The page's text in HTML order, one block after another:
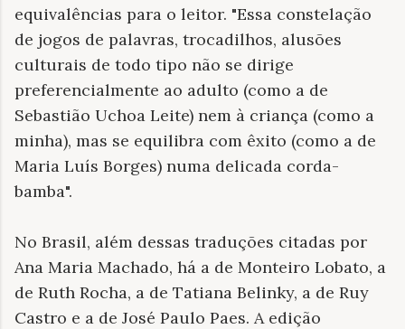
equivalências para o leitor. "Essa constelação
de jogos de palavras, trocadilhos, alusões
culturais de todo tipo não se dirige
preferencialmente ao adulto (como a de
Sebastião Uchoa Leite) nem à criança (como a
minha), mas se equilibra com êxito (como a de
Maria Luís Borges) numa delicada corda-
bamba".
No Brasil, além dessas traduções citadas por
Ana Maria Machado, há a de Monteiro Lobato, a
de Ruth Rocha, a de Tatiana Belinky, a de Ruy
Castro e a de José Paulo Paes. A edição